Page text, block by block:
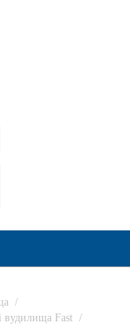
/
вудилища Fast
/